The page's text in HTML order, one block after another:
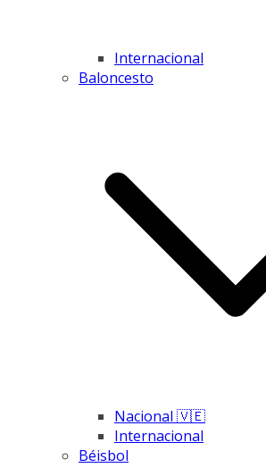
Internacional
Baloncesto
Nacional 🇻🇪
Internacional
Béisbol